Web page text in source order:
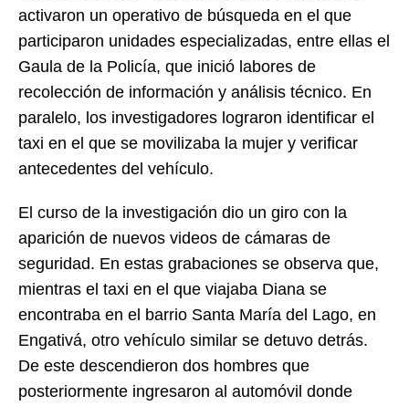
activaron un operativo de búsqueda en el que
participaron unidades especializadas, entre ellas el
Gaula de la Policía, que inició labores de
recolección de información y análisis técnico. En
paralelo, los investigadores lograron identificar el
taxi en el que se movilizaba la mujer y verificar
antecedentes del vehículo.
El curso de la investigación dio un giro con la
aparición de nuevos videos de cámaras de
seguridad. En estas grabaciones se observa que,
mientras el taxi en el que viajaba Diana se
encontraba en el barrio Santa María del Lago, en
Engativá, otro vehículo similar se detuvo detrás.
De este descendieron dos hombres que
posteriormente ingresaron al automóvil donde